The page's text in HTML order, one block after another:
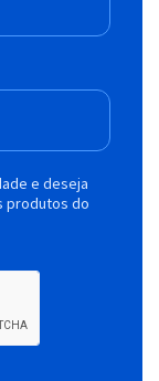
e deseja
produtos do